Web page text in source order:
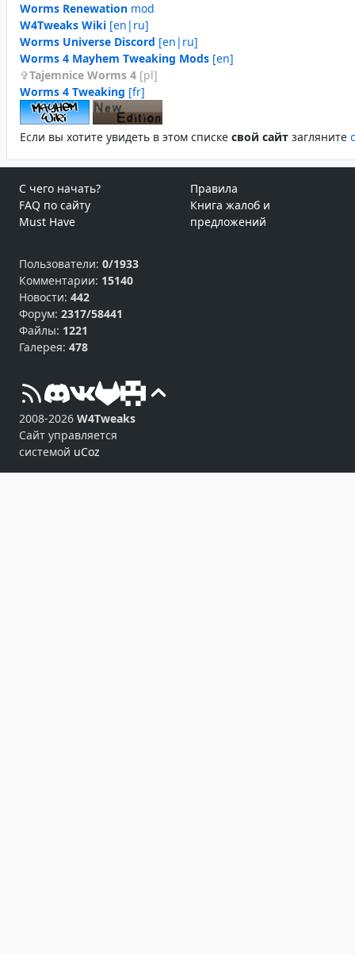
Worms Renewation mod
W4Tweaks Wiki [en|ru]
Worms Universe Discord [en|ru]
Worms 4 Mayhem Tweaking Mods [en]
Tajemnice Worms 4 [pl]
Worms 4 Tweaking [fr]
Если вы хотите увидеть в этом спиcке свой сайт загляните
С чего начать?
FAQ по сайту
Must Have
Правила
Книга жалоб и
предложений
Пользователи: 0/1933
Комментарии: 15140
Новости: 442
Форум: 2317/58441
Файлы: 1221
Галерея: 478
2008-2026 W4Tweaks
Сайт управляется
системой uCoz